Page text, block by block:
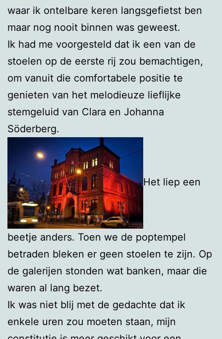
waar ik ontelbare keren langsgefietst ben
maar nog nooit binnen was geweest.
Ik had me voorgesteld dat ik een van de
stoelen op de eerste rij zou bemachtigen,
om vanuit die comfortabele positie te
genieten van het melodieuze lieflijke
stemgeluid van Clara en Johanna
Söderberg.
Het liep een
beetje anders. Toen we de poptempel
betraden bleken er geen stoelen te zijn. Op
de galerijen stonden wat banken, maar die
waren al lang bezet.
Ik was niet blij met de gedachte dat ik
enkele uren zou moeten staan, mijn